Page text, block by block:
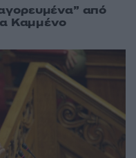
από
Καμμένο